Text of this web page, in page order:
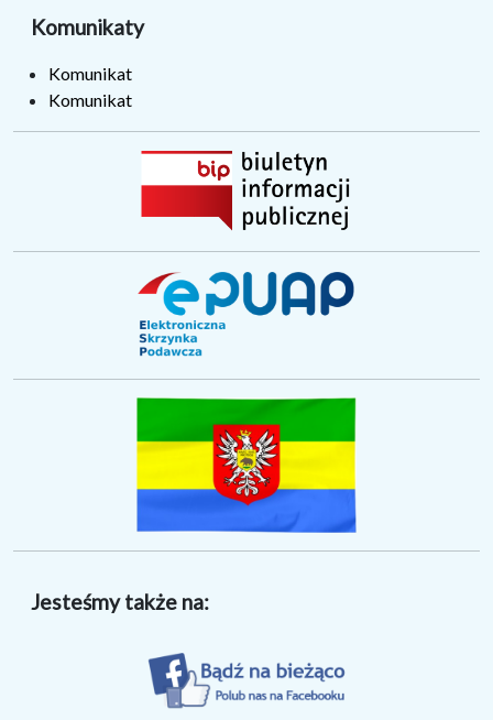
Komunikaty
Komunikat
Komunikat
Jesteśmy także na: